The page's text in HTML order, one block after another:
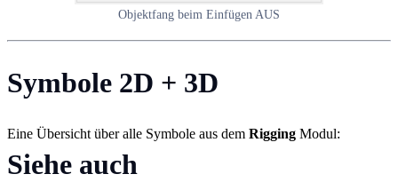
Objektfang beim Einfügen AUS
Symbole 2D + 3D
Eine Übersicht über alle Symbole aus dem Rigging Modul:
Siehe auch